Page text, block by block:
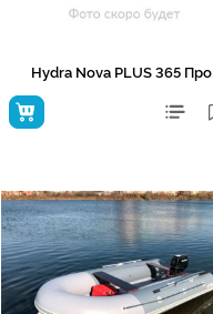
Hydra Nova PLUS 365 Про